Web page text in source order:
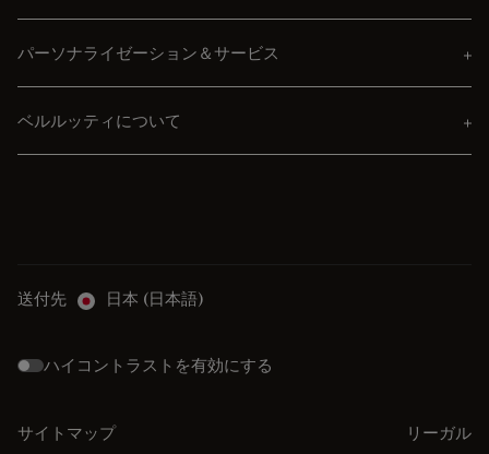
パーソナライゼーション＆サービス
ベルルッティについて
送付先 日本 (日本語)
ハイコントラストを有効にする
サイトマップ リーガル